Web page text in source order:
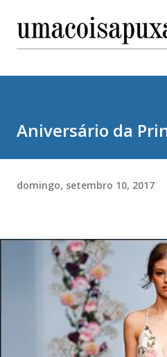
Pular para o
Aniversário da
domingo, setembro 10, 2017